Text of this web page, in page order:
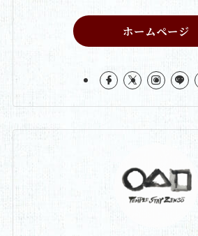
ホームページ